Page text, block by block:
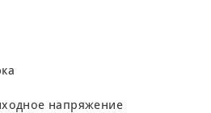
напряжение